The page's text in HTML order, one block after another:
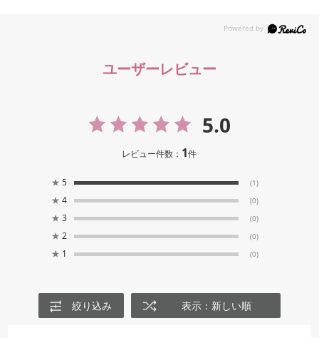
ユーザーレビュー
5.0
レビュー件数： 1件
★ 5 (1)
★ 4 (0)
★ 3 (0)
★ 2 (0)
★ 1 (0)
絞り込み 表示：新しい順